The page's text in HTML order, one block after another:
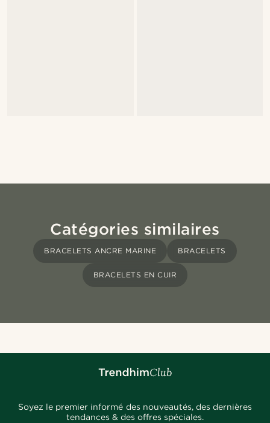
Catégories similaires
BRACELETS ANCRE MARINE BRACELETS
BRACELETS EN CUIR
Soyez le premier informé des nouveautés, des dernières
tendances & des offres spéciales.